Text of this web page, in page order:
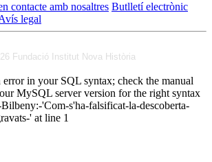
contacte amb nosaltres Butlletí electrònic
legal
Fundació Institut Nova Història
error in your SQL syntax; check the manual
MySQL server version for the right syntax
'Com-s'ha-falsificat-la-descoberta-
' at line 1